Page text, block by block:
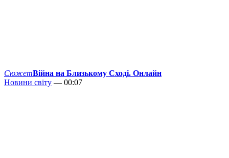
СюжетВійна на Близькому Сході. Онлайн
Новини світу — 00:07